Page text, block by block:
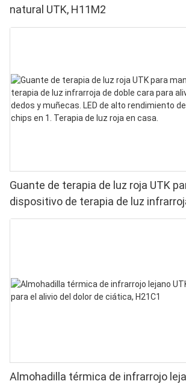
natural UTK, H11M2
Guante de terapia de luz roja UTK
dispositivo de terapia de luz
para aliviar el dolor de dedos y
Almohadilla térmica de infrarrojo